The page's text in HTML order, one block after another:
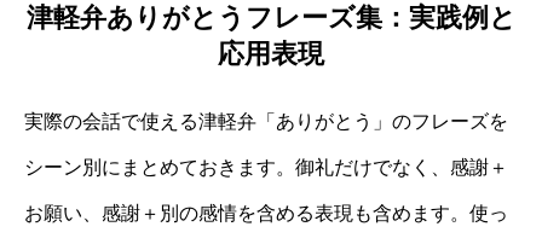
津軽弁ありがとうフレーズ集：実践例と
応用表現
実際の会話で使える津軽弁「ありがとう」のフレーズを
シーン別にまとめておきます。御礼だけでなく、感謝＋
お願い、感謝＋別の感情を含める表現も含めます。使っ